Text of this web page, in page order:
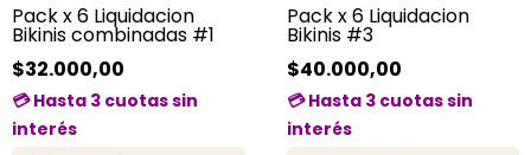
Pack x 6 Liquidacion
Bikinis combinadas #1
$32.000,00
Pack x 6 Liquidacion
Bikinis #3
$40.000,00